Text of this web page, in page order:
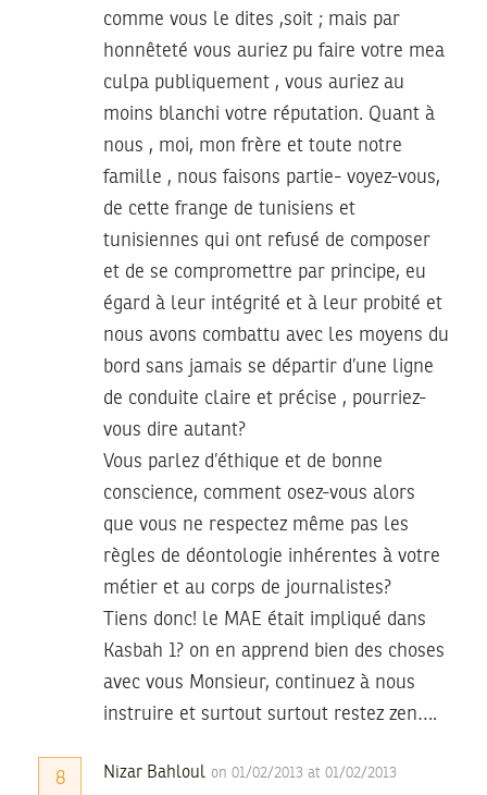
comme vous le dites ,soit ; mais par
honnêteté vous auriez pu faire votre mea
culpa publiquement , vous auriez au
moins blanchi votre réputation. Quant à
nous , moi, mon frère et toute notre
famille , nous faisons partie- voyez-vous,
de cette frange de tunisiens et
tunisiennes qui ont refusé de composer
et de se compromettre par principe, eu
égard à leur intégrité et à leur probité et
nous avons combattu avec les moyens du
bord sans jamais se départir d’une ligne
de conduite claire et précise , pourriez-
vous dire autant?
Vous parlez d’éthique et de bonne
conscience, comment osez-vous alors
que vous ne respectez même pas les
règles de déontologie inhérentes à votre
métier et au corps de journalistes?
Tiens donc! le MAE était impliqué dans
Kasbah 1? on en apprend bien des choses
avec vous Monsieur, continuez à nous
instruire et surtout surtout restez zen….
8 Nizar Bahloul on 01/02/2013 at 01/02/2013